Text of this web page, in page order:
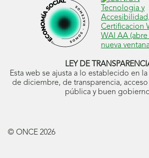
abrirá
en
ventana
nueva)
abrirá
en
ventana
nueva)
abrirá
en
ventana
nueva)
ONCE
(se
abrirá
en
ventana
nueva)
abrirá
en
ventana
nueva)
en
LEY DE
Esta web se ajusta a lo establecido en la
de diciembre, de transparencia,
pública y buen
© ONCE 2026